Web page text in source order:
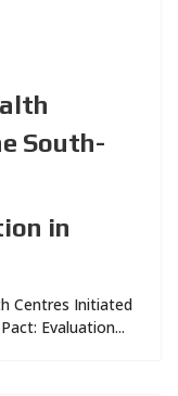
South-
in
Centres Initiated
Evaluation...